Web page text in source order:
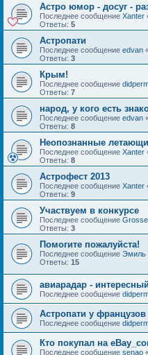
Астро юмор - досуг -
Последнее сообщение Xanter
Ответы: 5
Астропати
Последнее сообщение edvan
Ответы: 3
Крым!
Последнее сообщение
Ответы: 7
народ, у кого есть
Последнее сообщение edvan
Ответы: 8
Неопознанные
Последнее сообщение Xanter
Ответы: 8
Астрофест 2013
Последнее сообщение Xanter
Ответы: 9
Участвуем в конкурсе
Последнее сообщение
Ответы: 3
Помогите пожалуйста!
Последнее сообщение Эмиль
Ответы: 15
авиарадар -
Последнее сообщение
Астропати у французов
Последнее сообщение
Кто покупал на
Последнее сообщение senao